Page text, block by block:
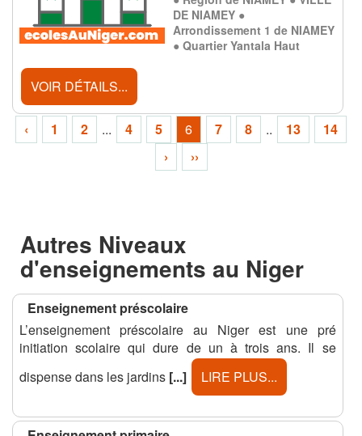
DE NIAMEY ●
Arrondissement 1 de NIAMEY
● Quartier Yantala Haut
VOIR DÉTAILS...
‹ 1 2 ... 4 5 6 7 8 .. 13
14
›
››
Autres Niveaux
d'enseignements au Niger
Enseignement préscolaire
L’enseignement préscolaire au Niger est une pré
initiation scolaire qui dure de un à trois ans. Il se
dispense dans les jardins [...] LIRE PLUS...